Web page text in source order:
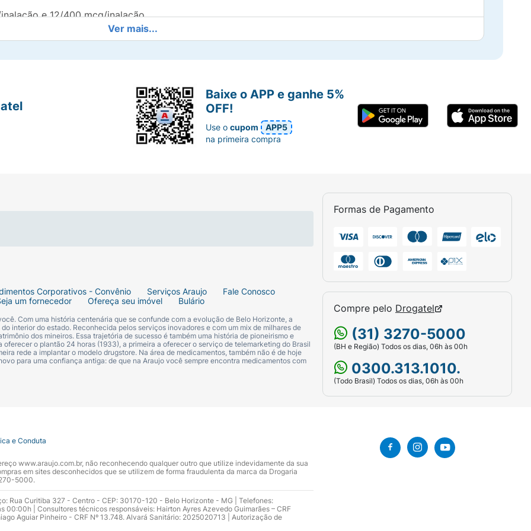
e 12/400 mcg/inalação.
inalação em embalagem com 1 tubo contendo 60 doses.Pó inalante de 6/200 mcg/inalação em
inalante de 12/400 mcg/inalação em embalagem com 1 tubo contendo 60 doses.
Cada inalação contém 6 mcg de fumarato de formoterol di-hidratado e 100 mcg de budesonida.
Cada inalação contém 6 mcg de fumarato de formoterol di-hidratado e 200 mcg de budesonida.
Cada inalação contém 12 mcg de fumarato de formoterol di-hidratado e 400 mcg de
de formoterol di-hidratado e de 320 mcg de budesonida.
resíduo de proteína do leite).
ESTE MEDICAMENTO É INDICADO?
um beta-2 agonista de ação prolongada) é apropriado (vide Posologia).
(DPOC).Em adultos SYMBICORT TURBUHALER está indicado no tratamento regular de pacientes
moderada a grave, com sintomas frequentes e história de exacerbações (vide Posologia).
SYMBICORT TURBUHALER é uma mistura de budesonida e formoterol que possui diferentes maneiras
pulmonar obstrutiva crônica). Essas doenças são causadas pela inflamação das vias aéreas. A
que o formoterol amplia as vias respiratórias e torna mais fácil a respiração.
Ver mais...
Corporativos - Convênio Serviços Araujo
Fale Conosco
um fornecedor Ofereça seu imóvel Bulário
Com uma história centenária que se confunde com a evolução de Belo Horizonte, a
interior do estado. Reconhecida pelos serviços inovadores e com um mix de milhares de
dos mineiros. Essa trajetória de sucesso é também uma história de pioneirismo e
o plantão 24 horas (1933), a primeira a oferecer o serviço de telemarketing do Brasil
rede a implantar o modelo drugstore. Na área de medicamentos, também não é de hoje
para uma confiança antiga: de que na Araujo você sempre encontra medicamentos com
Formas de Pagamento
Compre pelo Drogatel
(31) 3270-5000
(BH e Região) Todos os dias, 06h às 00h
0300.313.1010.
(Todo Brasil) Todos os dias, 06h às 00h
Baixe o APP e ganhe 5%
OFF!
Use ocupom
APP5
na primeira compra
e Conduta
www.araujo.com.br, não reconhecendo qualquer outro que utilize indevidamente da sua
em sites desconhecidos que se utilizem de forma fraudulenta da marca da Drogaria
5000.
Rua Curitiba 327 - Centro - CEP: 30170-120 - Belo Horizonte - MG | Telefones:
| Consultores técnicos responsáveis: Hairton Ayres Azevedo Guimarães – CRF
Aguiar Pinheiro - CRF Nº 13.748. Alvará Sanitário: 2025020713 | Autorização de